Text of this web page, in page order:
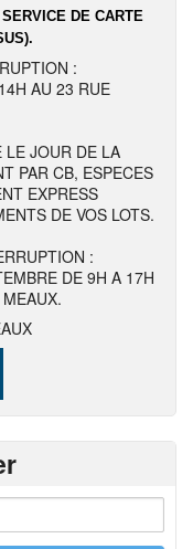
DE CARTE
:
AU 23 RUE
LE JOUR DE LA
PAR CB, ESPECES
EXPRESS
DE VOS LOTS.
:
DE 9H A 17H